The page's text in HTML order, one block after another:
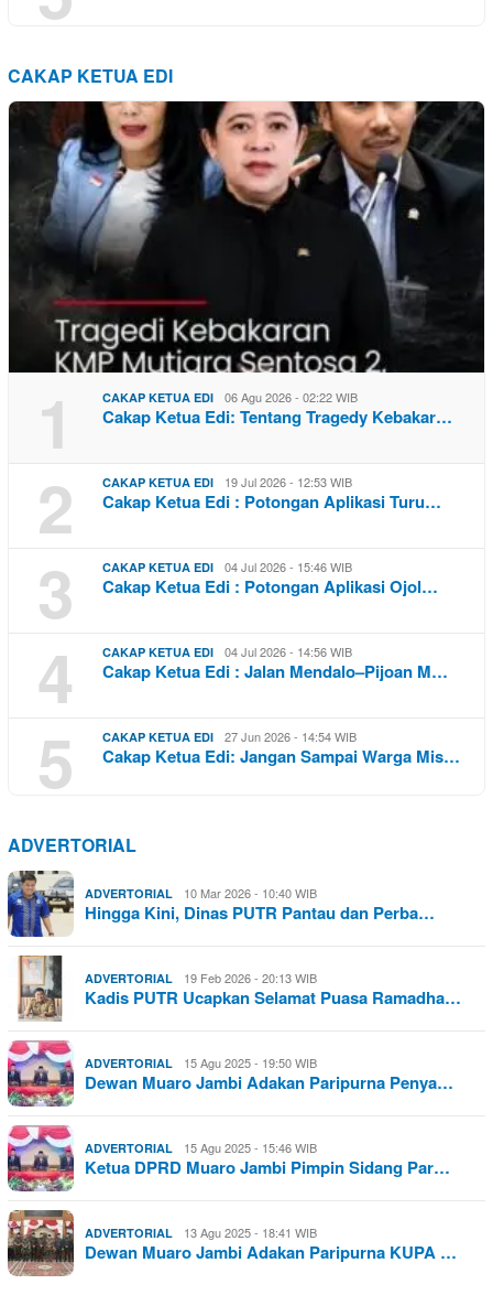
CAKAP KETUA EDI
1 CAKAP KETUA EDI 06 Agu 2026 - 02:22 WIB
Cakap Ketua Edi: Tentang Tragedy Kebakar…
2 CAKAP KETUA EDI 19 Jul 2026 - 12:53 WIB
Cakap Ketua Edi : Potongan Aplikasi Turu…
3 CAKAP KETUA EDI 04 Jul 2026 - 15:46 WIB
Cakap Ketua Edi : Potongan Aplikasi Ojol…
4 CAKAP KETUA EDI 04 Jul 2026 - 14:56 WIB
Cakap Ketua Edi : Jalan Mendalo–Pijoan M…
5 CAKAP KETUA EDI 27 Jun 2026 - 14:54 WIB
Cakap Ketua Edi: Jangan Sampai Warga Mis…
ADVERTORIAL
ADVERTORIAL 10 Mar 2026 - 10:40 WIB
Hingga Kini, Dinas PUTR Pantau dan Perba…
ADVERTORIAL 19 Feb 2026 - 20:13 WIB
Kadis PUTR Ucapkan Selamat Puasa Ramadha…
ADVERTORIAL 15 Agu 2025 - 19:50 WIB
Dewan Muaro Jambi Adakan Paripurna Penya…
ADVERTORIAL 15 Agu 2025 - 15:46 WIB
Ketua DPRD Muaro Jambi Pimpin Sidang Par…
ADVERTORIAL 13 Agu 2025 - 18:41 WIB
Dewan Muaro Jambi Adakan Paripurna KUPA …